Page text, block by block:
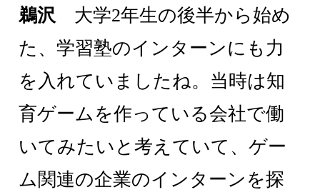
鵜沢 大学2年生の後半から始め
た、学習塾のインターンにも力
を入れていましたね。当時は知
育ゲームを作っている会社で働
いてみたいと考えていて、ゲー
ム関連の企業のインターンを探